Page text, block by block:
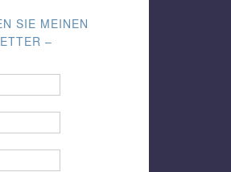
SIE MEINEN
–